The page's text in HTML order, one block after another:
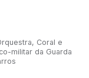
Coral e
militar da Guarda